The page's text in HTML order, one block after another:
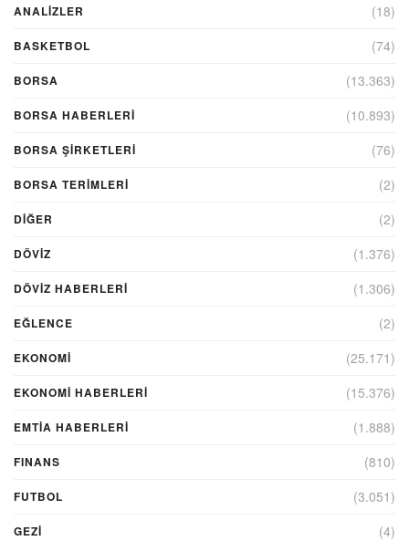
ANALIZLER (18)
BASKETBOL (74)
BORSA (13.363)
BORSA HABERLERI (10.893)
BORSA ŞIRKETLERI (76)
BORSA TERIMLERI (2)
DIĞER (2)
DÖVİZ (1.376)
DÖVIZ HABERLERI (1.306)
EĞLENCE (2)
EKONOMİ (25.171)
EKONOMI HABERLERI (15.376)
EMTIA HABERLERI (1.888)
FINANS (810)
FUTBOL (3.051)
GEZI (4)